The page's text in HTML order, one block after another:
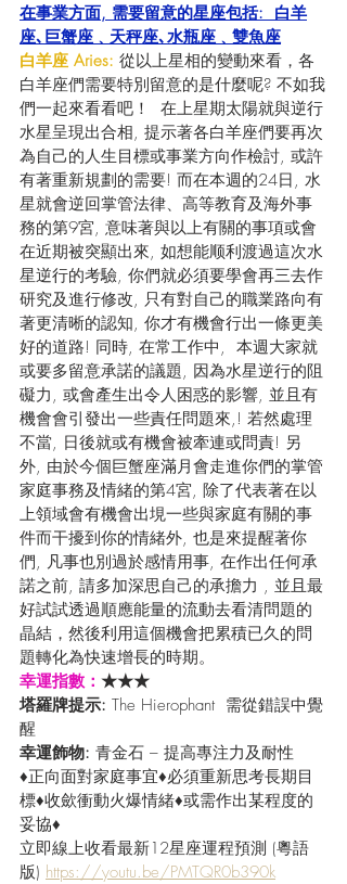
在事業方面, 需要留意的星座包括:  白羊
座､巨蟹座﹑天秤座､水瓶座﹑雙魚座
白羊座 Aries: 從以上星相的變動來看，各
白羊座們需要特別留意的是什麼呢? 不如我
們一起來看看吧！  在上星期太陽就與逆行
水星呈現出合相, 提示著各白羊座們要再次
為自己的人生目標或事業方向作檢討, 或許
有著重新規劃的需要! 而在本週的24日, 水
星就會逆回掌管法律、高等教育及海外事
務的第9宮, 意味著與以上有關的事項或會
在近期被突顯出來, 如想能顺利渡過這次水
星逆行的考驗, 你們就必須要學會再三去作
研究及進行修改, 只有對自己的職業路向有
著更清晰的認知, 你才有機會行出一條更美
好的道路! 同時, 在常工作中,  本週大家就
或要多留意承諾的議題, 因為水星逆行的阻
礙力, 或會產生出令人困惑的影響, 並且有
機會會引發出一些責任問題來,! 若然處理
不當, 日後就或有機會被牽連或問責! 另
外, 由於今個巨蟹座滿月會走進你們的掌管
家庭事務及情緒的第4宮, 除了代表著在以
上領域會有機會出垷一些與家庭有關的事
件而干擾到你的情緒外, 也是來提醒著你
們, 凡事也別過於感情用事, 在作出任何承
諾之前, 請多加深思自己的承擔力 , 並且最
好試試透過順應能量的流動去看清問題的
晶結，然後利用這個機會把累積已久的問
題轉化為快速增長的時期。
幸運指數： ★★★
塔羅牌提示: The Hierophant  需從錯誤中覺
醒
幸運飾物: 青金石 – 提高專注力及耐性
♦正向面對家庭事宜♦必須重新思考長期目
標♦收歛衝動火爆情緒♦或需作出某程度的
妥協♦
立即線上收看最新12星座運程預測 (粵語
版) https://youtu.be/PMTQR0b390k